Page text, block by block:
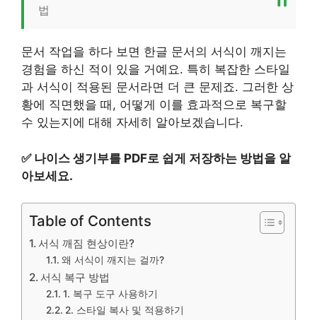
법
문서 작업을 하다 보면 한글 문서의 서식이 깨지는
경험을 하신 적이 있을 거예요. 특히 복잡한 스타일
과 서식이 적용된 문서라면 더 큰 문제죠. 그러한 상
황에 직면했을 때, 어떻게 이를 효과적으로 복구할
수 있는지에 대해 자세히 알아보겠습니다.
✅ 나이스 생기부를 PDF로 쉽게 저장하는 방법을 알
아보세요.
Table of Contents
서식 깨짐 현상이란?
왜 서식이 깨지는 걸까?
서식 복구 방법
1. 복구 도구 사용하기
2. 스타일 복사 및 적용하기